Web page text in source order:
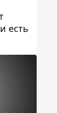
есть